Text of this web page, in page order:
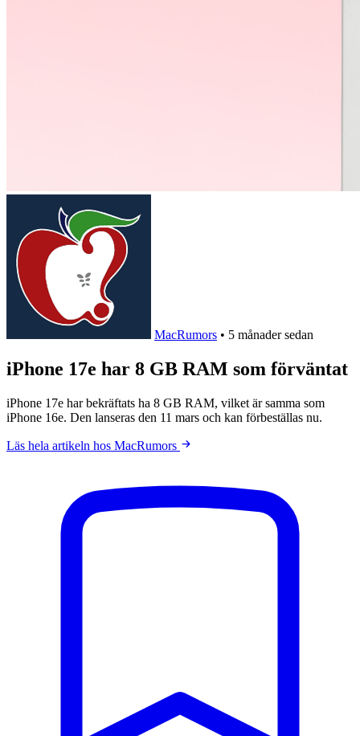
MacRumors • 5 månader sedan
iPhone 17e har 8 GB RAM som förväntat
iPhone 17e har bekräftats ha 8 GB RAM, vilket är samma som
iPhone 16e. Den lanseras den 11 mars och kan förbeställas nu.
Läs hela artikeln hos MacRumors